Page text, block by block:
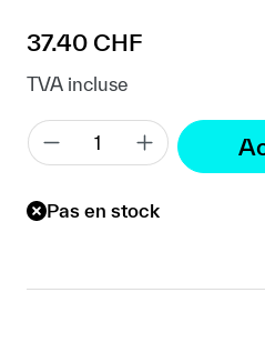
Prix régulier :
37.40 CHF
TVA incluse
Pas en stock